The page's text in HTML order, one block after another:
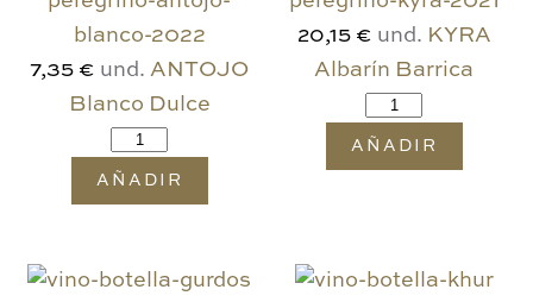
7,35 € und. ANTOJO
Blanco Dulce
AÑADIR
20,15 € und. KYRA
Albarín Barrica
AÑADIR